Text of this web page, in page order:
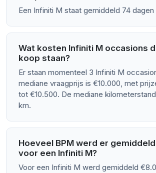
Een Infiniti M staat gemiddeld 74
Wat kosten Infiniti M occasions
koop staan?
Er staan momenteel 3 Infiniti M
mediane vraagprijs is €10.000, met
tot €10.500. De mediane
km.
Hoeveel BPM werd er
voor een Infiniti M?
Voor een Infiniti M werd gemiddeld